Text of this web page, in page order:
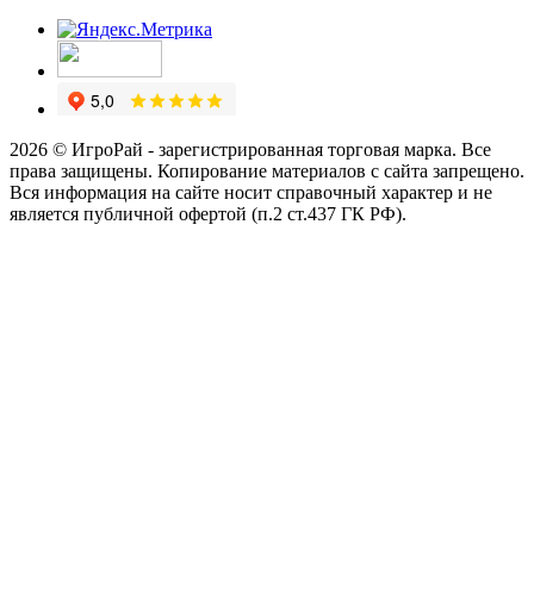
2026 © ИгроРай - зарегистрированная торговая марка. Все
права защищены. Копирование материалов с сайта запрещено.
Вся информация на сайте носит справочный характер и не
является публичной офертой (п.2 ст.437 ГК РФ).